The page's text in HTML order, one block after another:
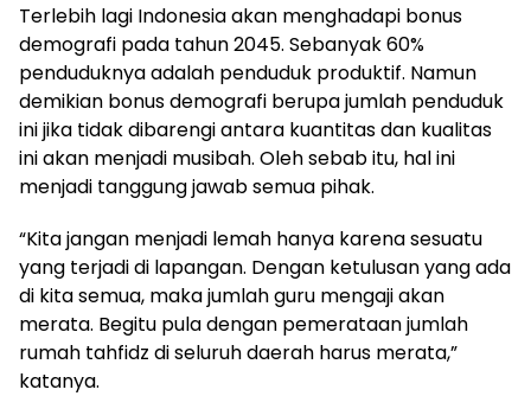
Terlebih lagi Indonesia akan menghadapi bonus
demografi pada tahun 2045. Sebanyak 60%
penduduknya adalah penduduk produktif. Namun
demikian bonus demografi berupa jumlah penduduk
ini jika tidak dibarengi antara kuantitas dan kualitas
ini akan menjadi musibah. Oleh sebab itu, hal ini
menjadi tanggung jawab semua pihak.
“Kita jangan menjadi lemah hanya karena sesuatu
yang terjadi di lapangan. Dengan ketulusan yang ada
di kita semua, maka jumlah guru mengaji akan
merata. Begitu pula dengan pemerataan jumlah
rumah tahfidz di seluruh daerah harus merata,”
katanya.